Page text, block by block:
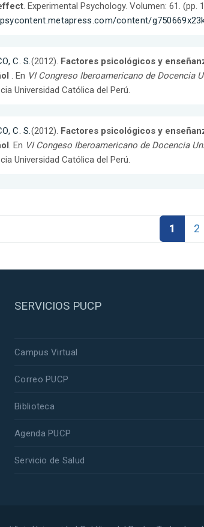
. Experimental Psychology. Volumen: 61. (pp.
content/
C. S.(2012). Factores psicológicos y
. En VI Congreso Iberoamericano de Docencia
Universidad Católica del Perú.
C. S.(2012). Factores psicológicos y
. En VI Congeso Iberoamericano de Docencia
Universidad Católica del Perú.
1 2
SERVICIOS PUCP
Campus Virtual
Correo PUCP
Biblioteca
Agenda PUCP
Servicio de Salud